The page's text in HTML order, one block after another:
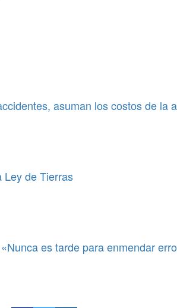
asuman los costos de la
Ley de Tierras
es tarde para enmendar